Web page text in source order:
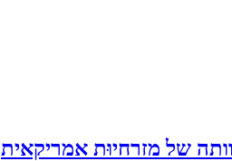
של מזרחיוּת אמריקאית